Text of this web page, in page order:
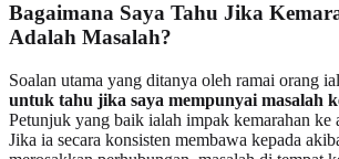
Bagaimana Saya Tahu Jika
Adalah Masalah?
Soalan utama yang ditanya oleh ramai orang
untuk tahu jika saya mempunyai masalah
Petunjuk yang baik ialah impak kemarahan ke
Jika ia secara konsisten membawa kepada